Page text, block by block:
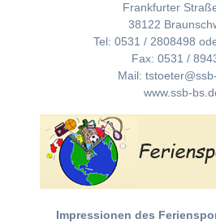
Frankfurter
38122
Tel: 0531 / 2808498
Fax: 0531 /
Mail:
www.ssb-
Impressionen des